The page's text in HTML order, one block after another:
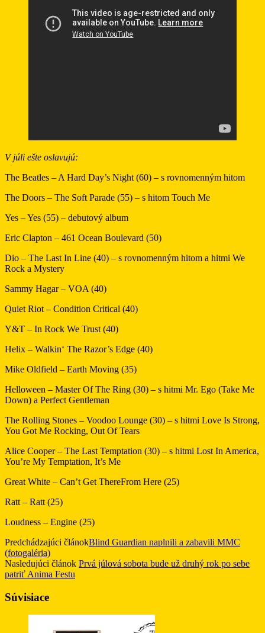
V júli ešte oslavujú:
The Beatles – A Hard Day’s Night (60) – s rovnomenným hitom
The Doors – The Soft Parade (55) – s hitom Touch Me
Yes – Yes (55) – debutový album
Eric Clapton – 461 Ocean Boulevard (50)
Dio – The Last In Line (40) – s rovnomenným hitom a hitmi We
Rock a Mystery
Sammy Hagar – VOA (40)
Quiet Riot – Condition Critical (40)
Y&T – In Rock We Trust (40)
Helix – Walkin‘ The Razor’s Edge (40)
Mike Oldfield – Earth Moving (35)
Helloween – Master Of The Ring (30) – s hitmi Mr. Ego (Take Me
Down) a Perfect Gentleman
The Rolling Stones – Voodoo Lounge (30) – s hitmi Love Is Strong,
You Got Me Rocking, Out Of Tears
Alice Cooper – The Last Temptation (30) – s hitmi Lost In America,
You’re My Temptation, It’s Me
Great White – Can’t Get ThereFrom Here (25)
Ratt – Ratt (25)
Loudness – Engine (25)
Predchádzajúci článokBlind Guardian naplnili a zabavili MMC
(fotogaléria)
Nasledujúci článok Prvá júlová sobota bude už druhý rok po sebe
patriť Anima Festu
Súvisiace